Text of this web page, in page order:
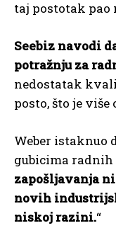
taj postotak pao
Seebiz navodi
potražnju za
nedostatak
posto, što je više
Weber istaknuo
gubicima radnih
zapošljavanja
novih
niskoj razini.“